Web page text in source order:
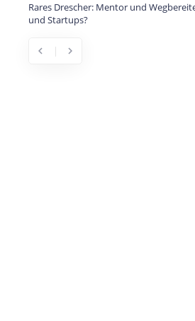
Rares Drescher: Mentor und
und Startups?
chevron_left chevron_right